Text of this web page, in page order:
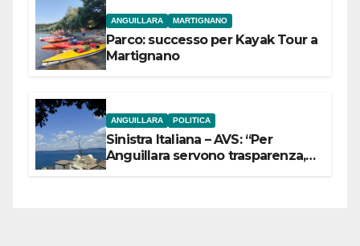
ANGUILLARA MARTIGNANO
Parco: successo per Kayak Tour a
Martignano
ANGUILLARA POLITICA
Sinistra Italiana – AVS: “Per
Anguillara servono trasparenza,